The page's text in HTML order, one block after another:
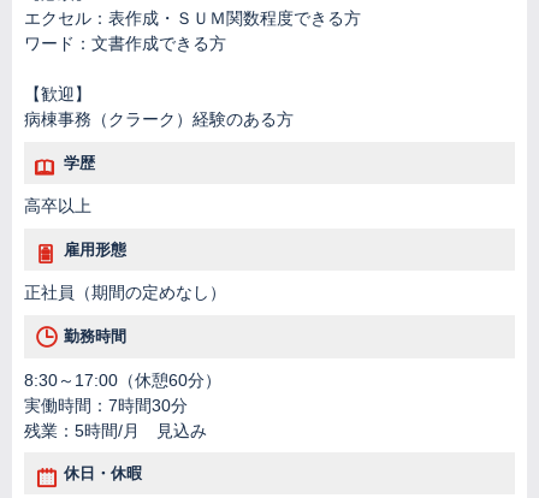
エクセル：表作成・ＳＵＭ関数程度できる方
ワード：文書作成できる方
【歓迎】
病棟事務（クラーク）経験のある方
学歴
高卒以上
雇用形態
正社員（期間の定めなし）
勤務時間
8:30～17:00（休憩60分）
実働時間：7時間30分
残業：5時間/月 見込み
休日・休暇